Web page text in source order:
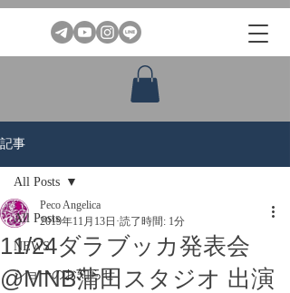
記事
All Posts
NEWS
ショーのお知らせ
All Posts
11/24ダラブッカ発表会
@MNB蒲田スタジオ 出演
Peco Angelica
2019年11月13日 読了時間: 1分